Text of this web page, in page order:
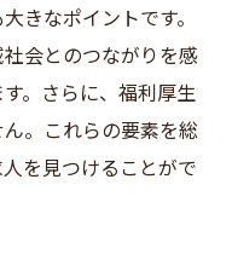
きなポイントです。
会とのつながりを感
。さらに、福利厚生
。これらの要素を総
を見つけることがで